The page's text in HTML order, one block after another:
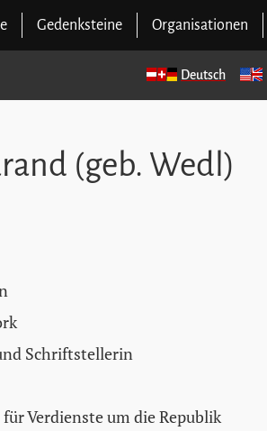
Gedenksteine Organisationen
Deutsch
(geb. Wedl)
Schriftstellerin
Verdienste um die Republik